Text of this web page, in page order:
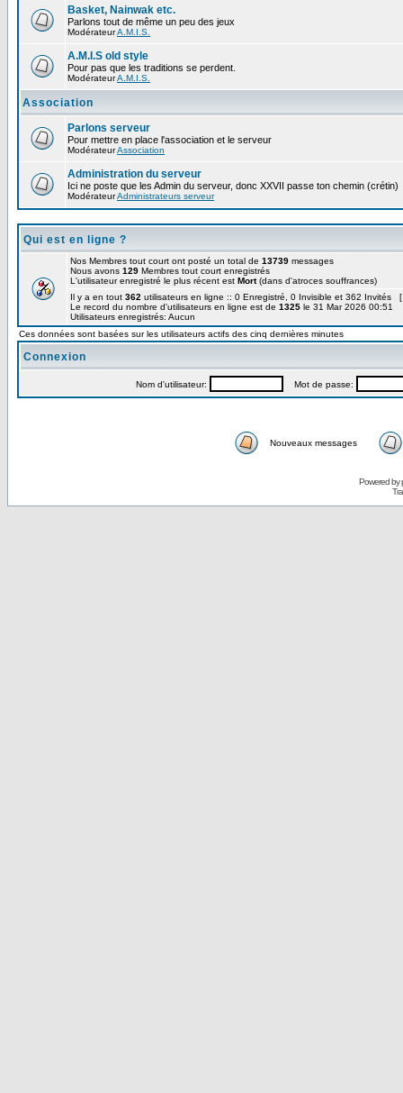
Basket, Nainwak etc.
Parlons tout de même un peu des jeux
ModérateurA.M.I.S.
A.M.I.S old style
Pour pas que les traditions se perdent.
ModérateurA.M.I.S.
Association
Parlons serveur
Pour mettre en place l'association et le serveur
ModérateurAssociation
Administration du serveur
Ici ne poste que les Admin du serveur, donc XXVII passe ton chemin (crétin)
ModérateurAdministrateurs serveur
Qui est en ligne ?
Nos Membres tout court ont posté un total de 13739 messages
Nous avons 129 Membres tout court enregistrés
L'utilisateur enregistré le plus récent est Mort(dans d'atroces souffrances)
Il y a en tout 362 utilisateurs en ligne :: 0 Enregistré, 0 Invisible et 362 Invités [
Le record du nombre d'utilisateurs en ligne est de 1325 le 31 Mar 2026 00:51
Utilisateurs enregistrés: Aucun
Ces données sont basées sur les utilisateurs actifs des cinq dernières minutes
Connexion
Nom d'utilisateur: Mot de passe:
Nouveaux messages
Powered by